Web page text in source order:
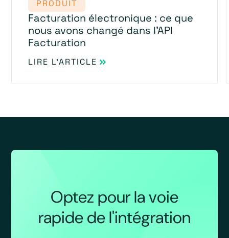
PRODUIT
Facturation électronique : ce que
nous avons changé dans l'API
Facturation
LIRE L'ARTICLE
Optez pour la voie
rapide de l'intégration